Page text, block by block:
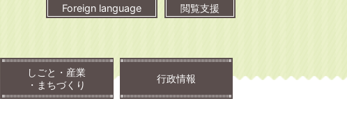
Foreign language 閲覧支援
しごと・産業
・まちづくり
行政情報